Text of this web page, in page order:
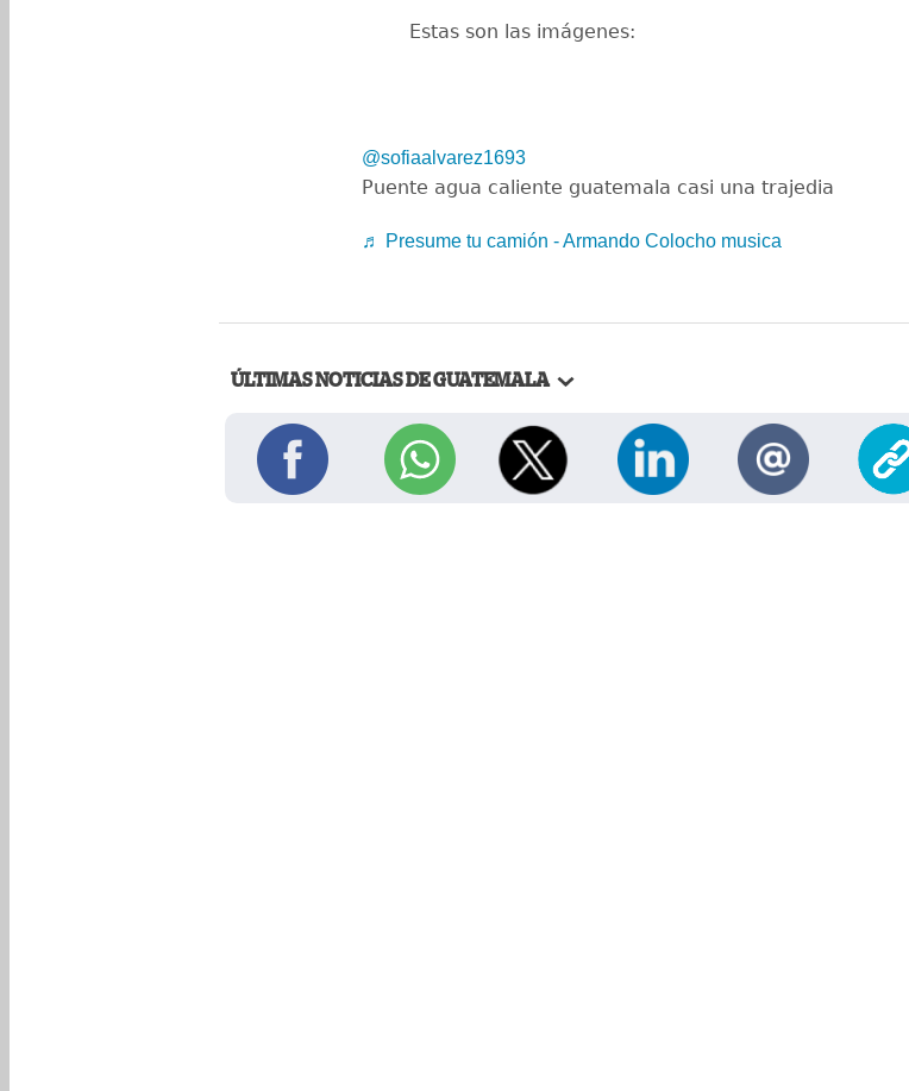
Estas son las imágenes:
@sofiaalvarez1693
Puente agua caliente guatemala casi una trajedia
♬ Presume tu camión - Armando Colocho musica
ÚLTIMAS NOTICIAS DE GUATEMALA